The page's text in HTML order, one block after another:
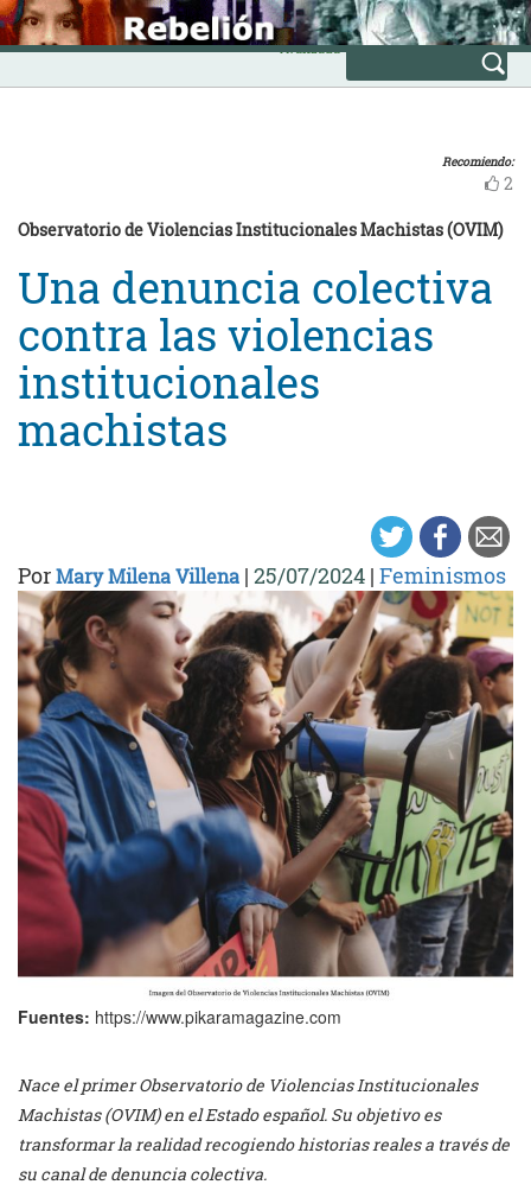
Skip
to
content
INICIO
Avanzada
Recomiendo:
2
Observatorio de Violencias Institucionales Machistas (OVIM)
Una denuncia colectiva
contra las violencias
institucionales
machistas
PorMary Milena Villena | 25/07/2024 | Feminismos
Fuentes: https://www.pikaramagazine.com
Nace el primer Observatorio de Violencias Institucionales
Machistas (OVIM) en el Estado español. Su objetivo es
transformar la realidad recogiendo historias reales a través de
su canal de denuncia colectiva.